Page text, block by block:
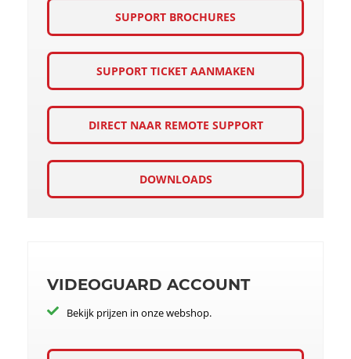
SUPPORT BROCHURES
SUPPORT TICKET AANMAKEN
DIRECT NAAR REMOTE SUPPORT
DOWNLOADS
VIDEOGUARD ACCOUNT
Bekijk prijzen in onze webshop.